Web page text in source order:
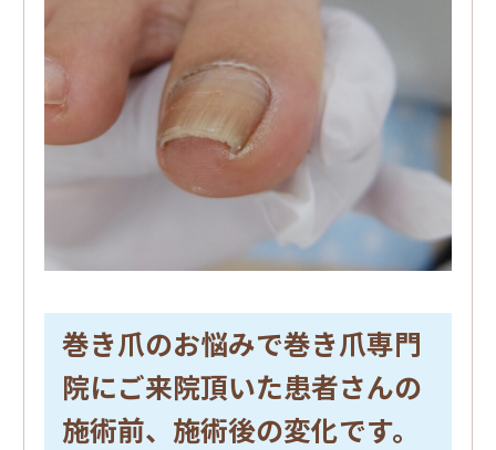
巻き爪のお悩みで巻き爪専門
院にご来院頂いた患者さんの
施術前、施術後の変化です。